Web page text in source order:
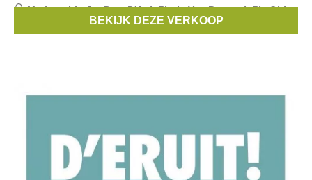
Merken:Liu Jo,Pom D'Api,Floris Van Bommel,Fly Girl,
, ...
BEKIJK DEZE VERKOOP